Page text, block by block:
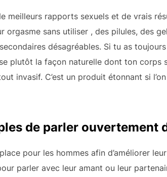
rapports sexuels et de vrais
orgasme sans utiliser , des pilules, des
désagréables. Si tu as toujours
plutôt la façon naturelle dont ton corps
invasif. C’est un produit étonnant si
de parler ouvertement
pour les hommes afin d’améliorer
parler avec leur amant ou leur